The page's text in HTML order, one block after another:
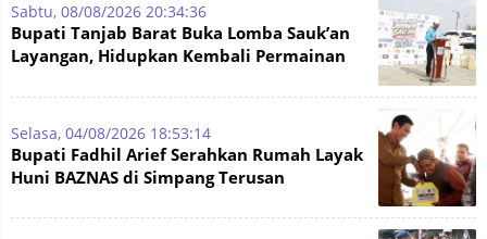
Sabtu, 08/08/2026 20:34:36
Bupati Tanjab Barat Buka Lomba Sauk’an
Layangan, Hidupkan Kembali Permainan
Selasa, 04/08/2026 18:53:14
Bupati Fadhil Arief Serahkan Rumah Layak
Huni BAZNAS di Simpang Terusan